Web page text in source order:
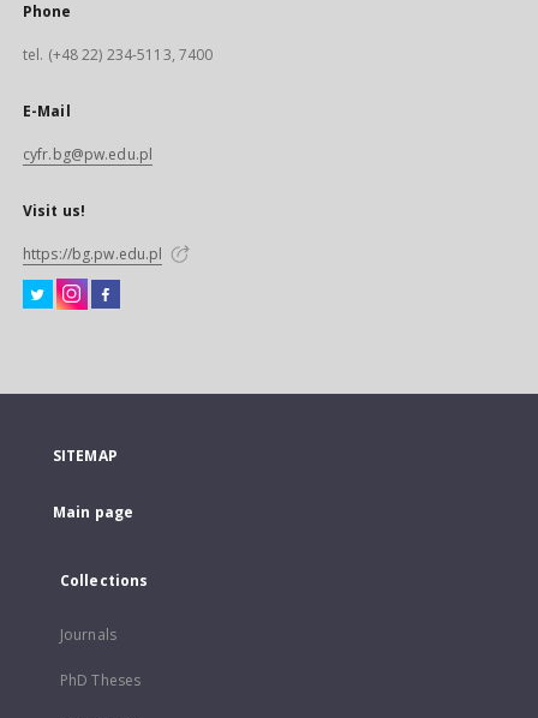
Phone
tel. (+48 22) 234-5113, 7400
E-Mail
cyfr.bg@pw.edu.pl
Visit us!
https://bg.pw.edu.pl
SITEMAP
Main page
Collections
Journals
PhD Theses